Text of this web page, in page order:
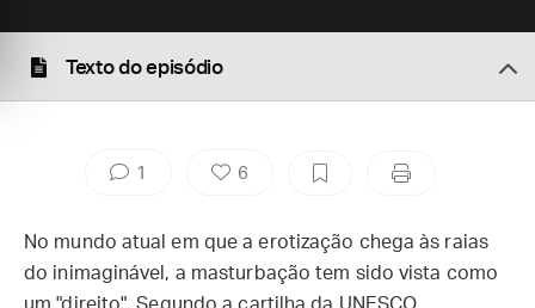
Texto do episódio
1 6
No mundo atual em que a erotização chega às raias
do inimaginável, a masturbação tem sido vista como